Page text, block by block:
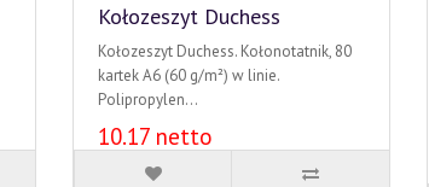
Kołozeszyt Duchess
Kołozeszyt Duchess. Kołonotatnik, 80
kartek A6 (60 g/m²) w linie.
Polipropylen...
10.17 netto